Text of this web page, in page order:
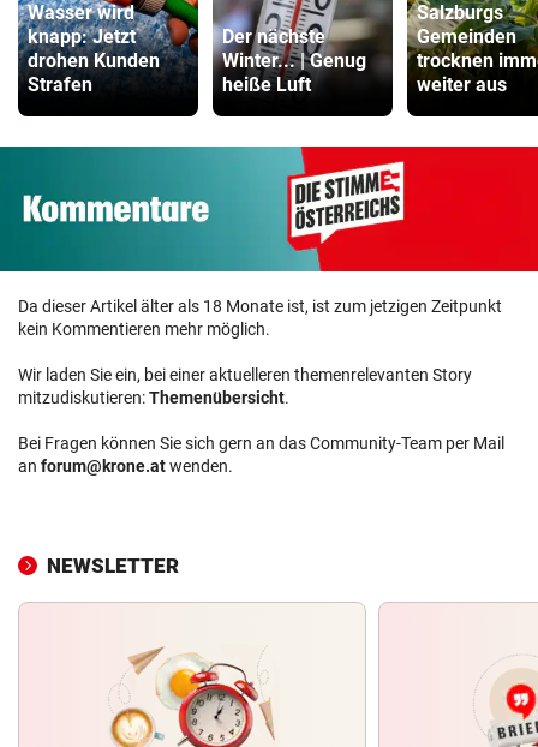
Wasser wird
knapp: Jetzt
drohen Kunden
Strafen
Der nächste
Winter... | Genug
heiße Luft
Salzburgs
Gemeinden
trocknen
weiter aus
Da dieser Artikel älter als 18 Monate ist, ist zum jetzigen Zeitpunkt
kein Kommentieren mehr möglich.
Wir laden Sie ein, bei einer aktuelleren themenrelevanten Story
mitzudiskutieren:Themenübersicht.
Bei Fragen können Sie sich gern an das Community-Team per Mail
an forum@krone.atwenden.
NEWSLETTER